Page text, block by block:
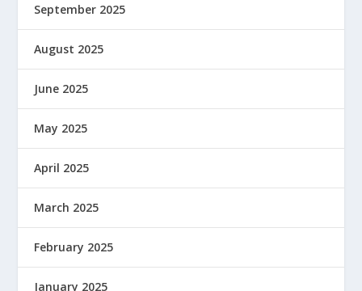
September 2025
August 2025
June 2025
May 2025
April 2025
March 2025
February 2025
January 2025